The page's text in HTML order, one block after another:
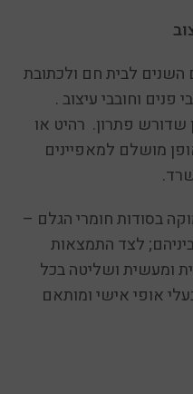
לבית חם ולכתובת
פנים וחובבי עיצוב .
שדורש פתרון. רהיט או
מושלם למאפיינים
בסודות חומרי הגלם –
לצד התמצאות
ומעשית ושליטה בכל
אופי אישי ומותאם